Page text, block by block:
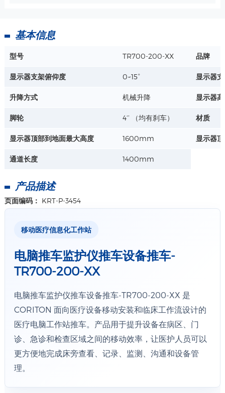
基本信息
型号 TR700-200-XX 品牌
显示器支架俯仰度 0~15° 显示器
升降方式 机械升降 显示器
脚轮 4‘’ （均有刹车） 材质
显示器顶部到地面最大高度 1600mm 显示器
通道长度 1400mm
产品描述
页面编码： KRT-P-3454
移动医疗信息化工作站
电脑推车监护仪推车设备推车-
TR700-200-XX
电脑推车监护仪推车设备推车-TR700-200-XX 是
CORITON 面向医疗设备移动安装和临床工作流设计的
医疗电脑工作站推车。产品用于提升设备在病区、门
诊、急诊和检查区域之间的移动效率，让医护人员可以
更方便地完成床旁查看、记录、监测、沟通和设备管
理。